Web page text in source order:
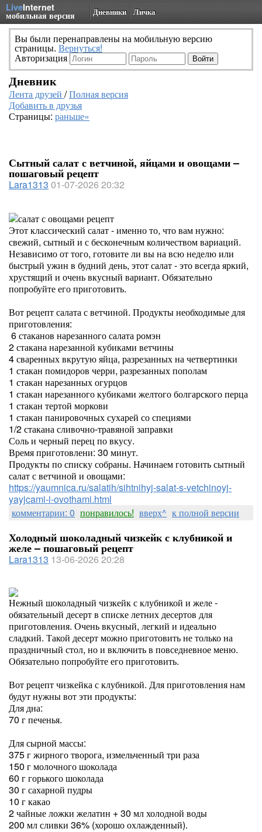
LiveInternet
мобильная версия Дневники Личка
Вы были перенаправлены на мобильную версию
страницы. Вернуться!
Авторизация
Дневник
Лента друзей /Полная версия
Добавить в друзья
Страницы: раньше»
Сытный салат с ветчиной, яйцами и овощами –
пошаговый рецепт
Lara1313 01-07-2026 20:32
Этот классический салат - именно то, что вам нужно:
свежий, сытный и с бесконечным количеством вариаций.
Независимо от того, готовите ли вы на всю неделю или
быстрый ужин в будний день, этот салат - это всегда яркий,
хрустящий и очень вкусный вариант. Обязательно
попробуйте его приготовить.
Вот рецепт салата с ветчиной. Продукты необходимые для
приготовления:
6 стаканов нарезанного салата ромэн
2 стакана нарезанной кубиками ветчины
4 сваренных вкрутую яйца, разрезанных на четвертинки
1 стакан помидоров черри, разрезанных пополам
1 стакан нарезанных огурцов
1 стакан нарезанного кубиками желтого болгарского перца
1 стакан тертой моркови
1 стакан панировочных сухарей со специями
1/2 стакана сливочно-травяной заправки
Соль и черный перец по вкусу.
Время приготовлени: 30 минут.
Продукты по списку собраны. Начинаем готовить сытный
салат с ветчиной и овощами:
https://yaumnica.ru/salatih/sihtnihyj-salat-s-vetchinoyj-
yayjcami-i-ovothami.html
комментарии: 0 понравилось! вверх^ к полной версии
Холодный шоколадный чизкейк с клубникой и
желе – пошаговый рецепт
Lara1313 13-06-2026 20:28
Нежный шоколадный чизкейк с клубникой и желе -
обязательный десерт в списке летних десертов для
приготовления. Очень вкусный, легкий и идеально
сладкий. Такой десерт можно приготовить не только на
праздничный стол, но и включить в повседневное меню.
Обязательно попробуйте его приготовить.
Вот рецепт чизкейка с клубникой. Для приготовления нам
будут нужны вот эти продукты:
Для дна:
70 г печенья.
Для сырной массы:
375 г жирного творога, измельченный три раза
150 г молочного шоколада
60 г горького шоколада
30 г сахарной пудры
10 г какао
2 чайные ложки желатин + 30 мл холодной воды
200 мл сливки 36% (хорошо охлажденный).